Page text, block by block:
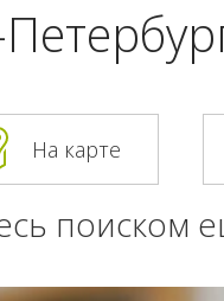
На карте
поиском